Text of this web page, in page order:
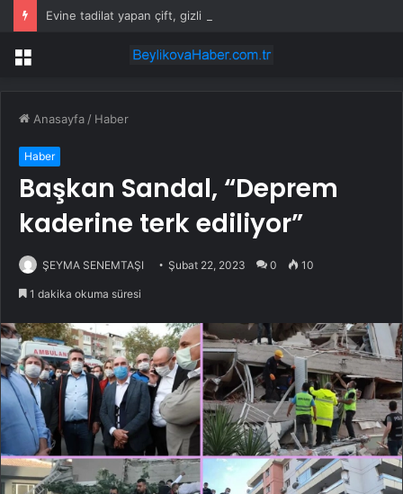
Menü
Anasayfa / Haber
Haber
Başkan Sandal, “Deprem
kaderine terk ediliyor”
ŞEYMA SENEMTAŞI Şubat 22, 2023 0 10
1 dakika okuma süresi